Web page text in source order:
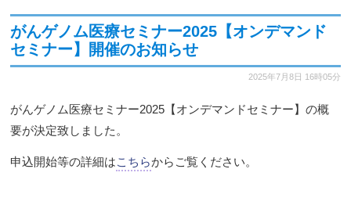
がんゲノム医療セミナー2025【オンデマンド
セミナー】開催のお知らせ
2025年7月8日 16時05分
がんゲノム医療セミナー2025【オンデマンドセミナー】の概
要が決定致しました。
申込開始等の詳細はこちらからご覧ください。